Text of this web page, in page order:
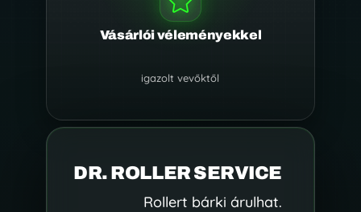
Vásárlói véleményekkel
igazolt vevőktől
DR. ROLLER SERVICE
Rollert bárki árulhat.